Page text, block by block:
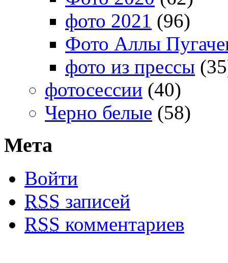
фото 2021 (96)
Фото Аллы
фото из прессы
фотосессии (40)
Черно белые (58)
Мета
Войти
RSS записей
RSS комментариев